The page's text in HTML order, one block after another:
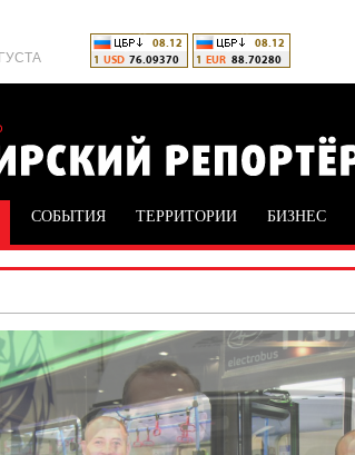
СОБЫТИЯ ТЕРРИТОРИИ БИЗНЕС